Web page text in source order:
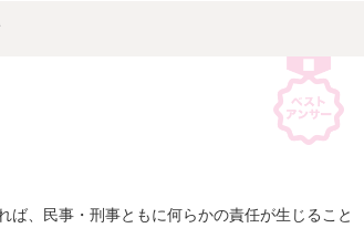
ば、民事・刑事ともに何らかの責任が生じること